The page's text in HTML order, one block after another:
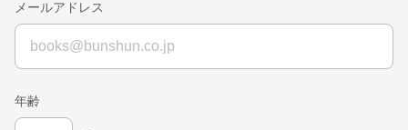
メールアドレス
年齢